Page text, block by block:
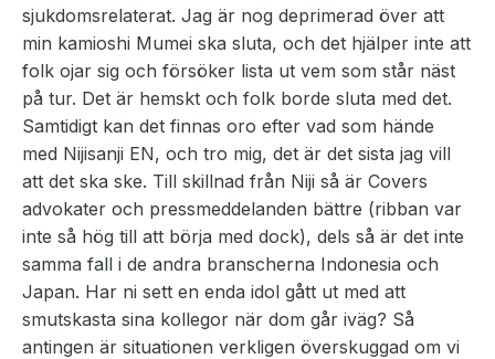
sjukdomsrelaterat. Jag är nog deprimerad över att
min kamioshi Mumei ska sluta, och det hjälper inte att
folk ojar sig och försöker lista ut vem som står näst
på tur. Det är hemskt och folk borde sluta med det.
Samtidigt kan det finnas oro efter vad som hände
med Nijisanji EN, och tro mig, det är det sista jag vill
att det ska ske. Till skillnad från Niji så är Covers
advokater och pressmeddelanden bättre (ribban var
inte så hög till att börja med dock), dels så är det inte
samma fall i de andra branscherna Indonesia och
Japan. Har ni sett en enda idol gått ut med att
smutskasta sina kollegor när dom går iväg? Så
antingen är situationen verkligen överskuggad om vi